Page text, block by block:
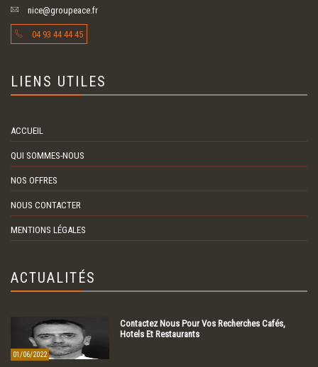
nice@groupeace.fr
04 93 44 44 45
LIENS UTILES
ACCUEIL
QUI SOMMES-NOUS
NOS OFFRES
NOUS CONTACTER
MENTIONS LÉGALES
ACTUALITÉS
01/06/2022
Contactez Nous Pour Vos Recherches Cafés,
Hotels Et Restaurants